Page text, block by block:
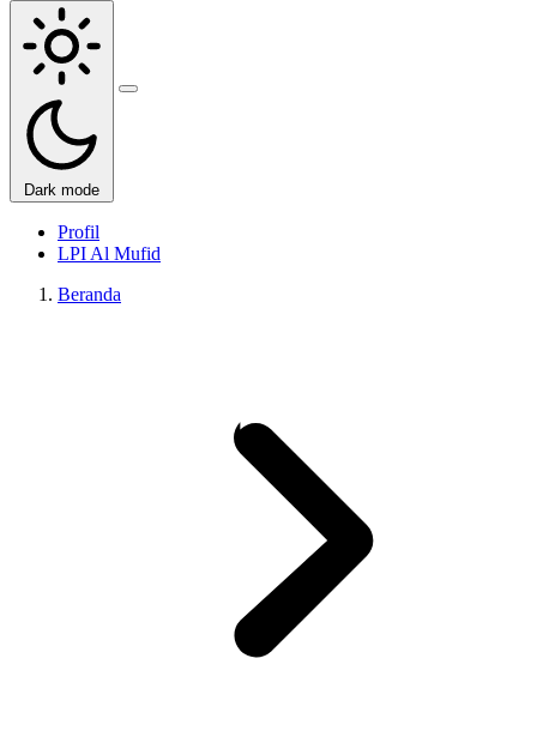
Dark mode
Buka
Profil
LPI Al Mufid
Beranda